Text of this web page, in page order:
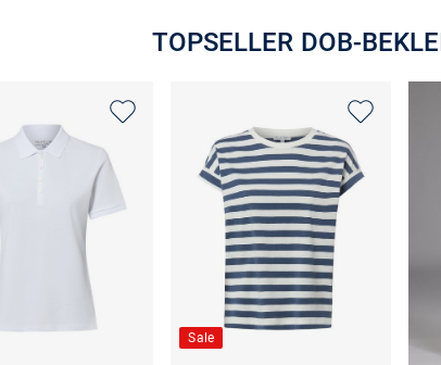
TOPSELLER DOB-
Sale